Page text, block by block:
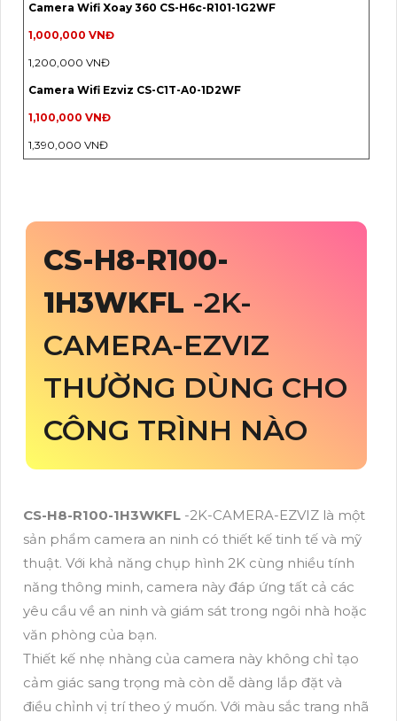
Camera Wifi Xoay 360 CS-H6c-R101-1G2WF
1,000,000 VNĐ
1,200,000 VNĐ
Camera Wifi Ezviz CS-C1T-A0-1D2WF
1,100,000 VNĐ
1,390,000 VNĐ
CS-H8-R100-
1H3WKFL -2K-
CAMERA-EZVIZ
THƯỜNG DÙNG CHO
CÔNG TRÌNH NÀO
CS-H8-R100-1H3WKFL -2K-CAMERA-EZVIZ là một
sản phẩm camera an ninh có thiết kế tinh tế và mỹ
thuật. Với khả năng chụp hình 2K cùng nhiều tính
năng thông minh, camera này đáp ứng tất cả các
yêu cầu về an ninh và giám sát trong ngôi nhà hoặc
văn phòng của bạn.
Thiết kế nhẹ nhàng của camera này không chỉ tạo
cảm giác sang trọng mà còn dễ dàng lắp đặt và
điều chỉnh vị trí theo ý muốn. Với màu sắc trang nhã